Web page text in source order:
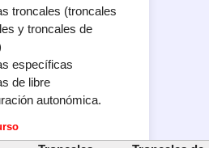
troncales (troncales
y troncales de
específicas
de libre
autonómica.